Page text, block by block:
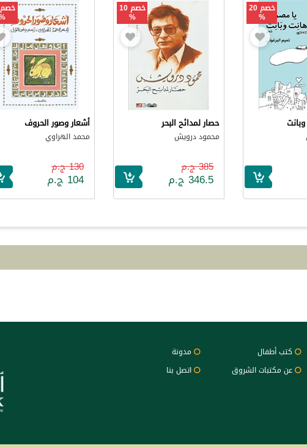
خصم 20
%
خصم 10
%
حصار لمدائح البحر
محمود درويش
385 ج.م
346.5 ج.م
أشعار وصور الحروف
محمد الهراوي
130 ج.م
104 ج.م
كتب أطفال
مدونة
عن مكتبات الشروق
اتصل بنا